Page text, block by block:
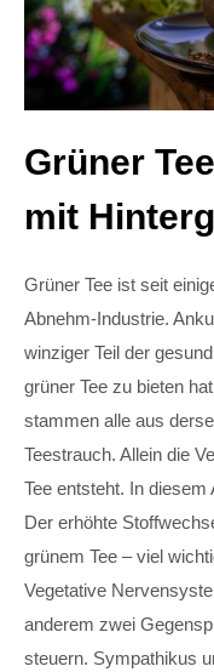
Grüner
mit
Grüner Tee ist seit
Abnehm-Industrie.
winziger Teil der
grüner Tee zu bieten
stammen alle aus
Teestrauch. Allein die
Tee entsteht. In diesem
Der erhöhte
grünem Tee – viel
Vegetative
anderem zwei
steuern. Sympathikus